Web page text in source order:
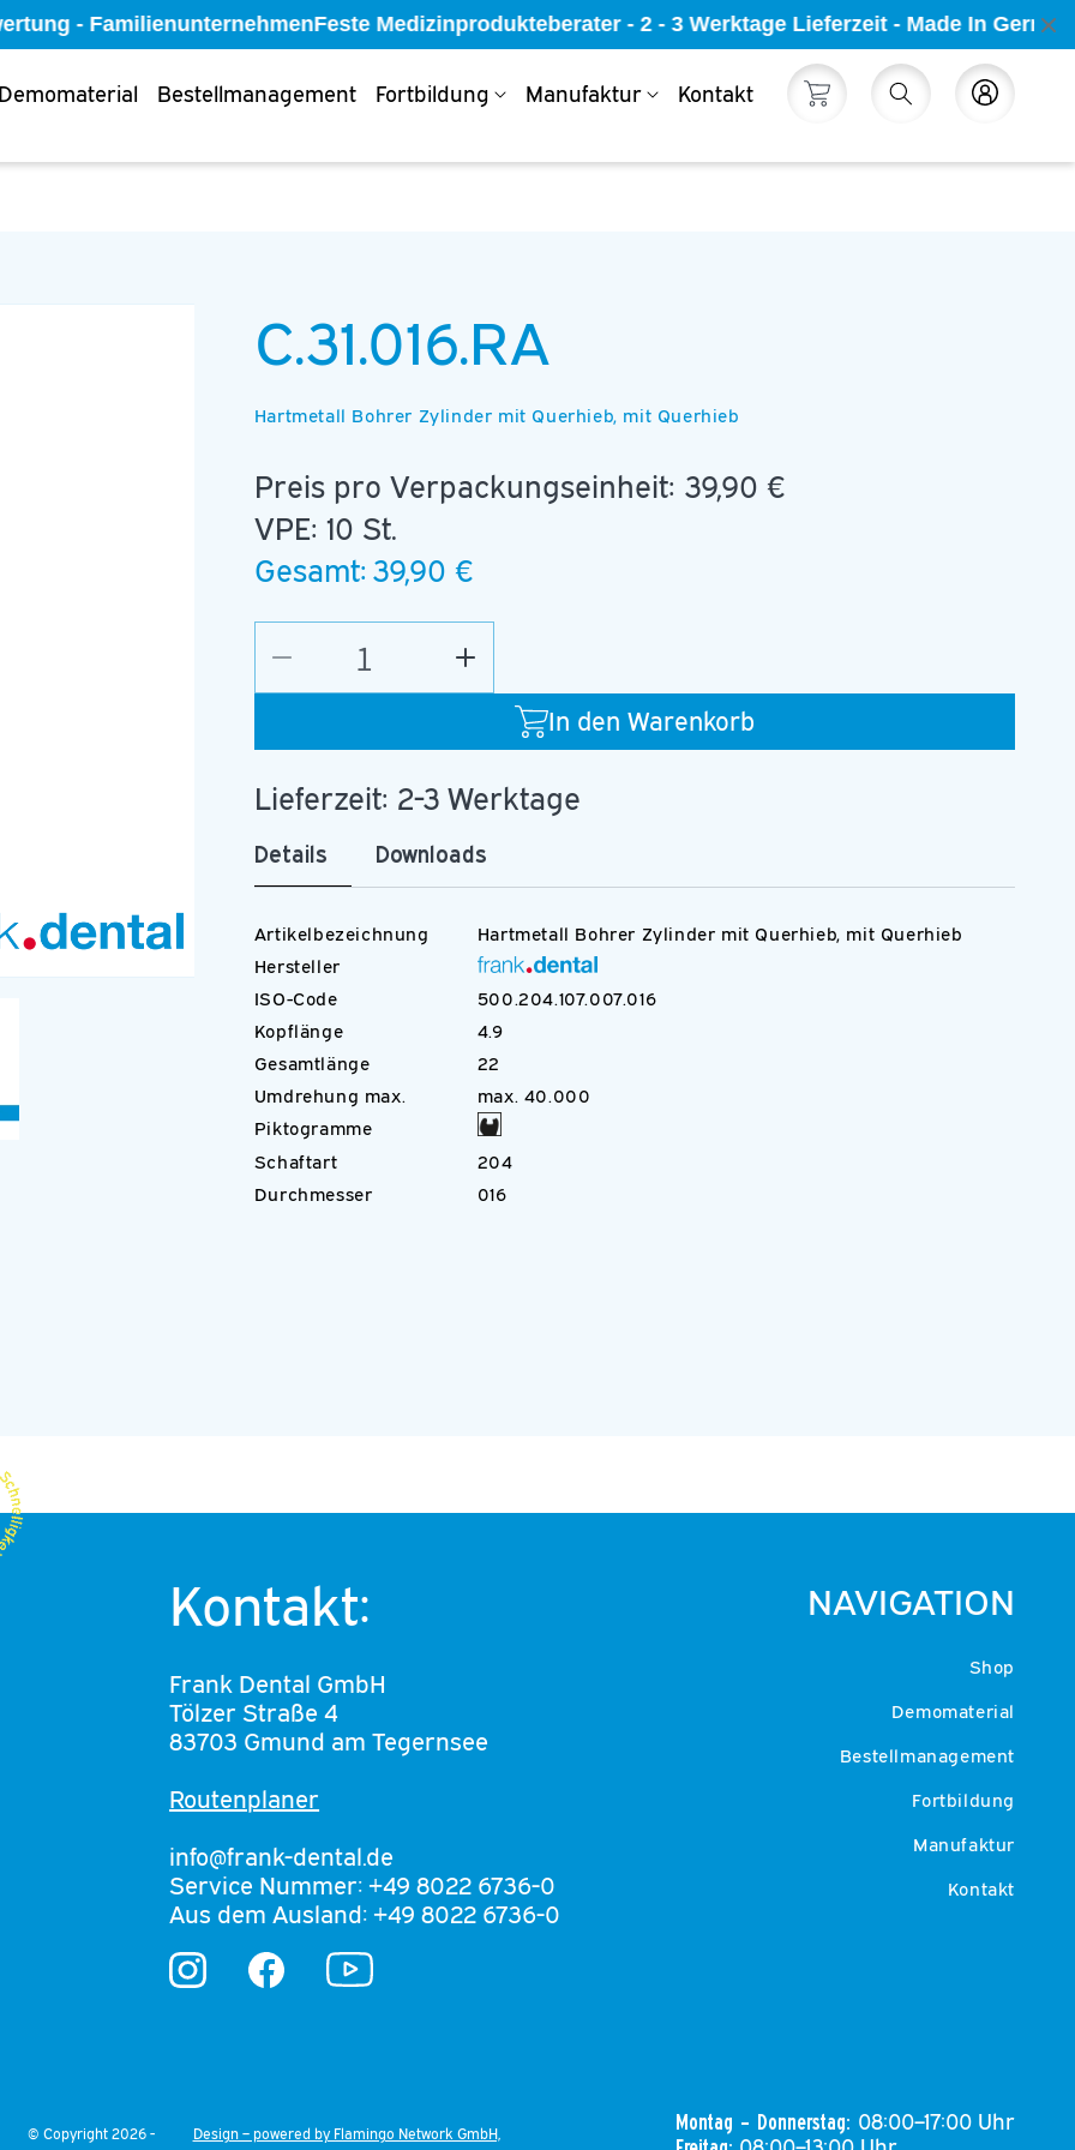
- FamilienunternehmenFeste Medizinprodukteberater - 2 - 3 Werktage Lieferzeit - Made In
Demomaterial Bestellmanagement Fortbildung Manufaktur Kontakt Warenkorb Einloggen
C.31.016.RA
Hartmetall Bohrer Zylinder mit Querhieb, mit Querhieb
Preis pro Verpackungseinheit: 39,90 €
VPE: 10 St.
Gesamt: 39,90 €
In den Warenkorb
Verringere
die
Erhöhe
die
Menge
Lieferzeit: 2-3 Werktage
Details Downloads
Artikelbezeichnung
Hartmetall Bohrer Zylinder mit Querhieb, mit Querhieb
Hersteller
ISO-Code
500.204.107.007.016
Kopflänge
4.9
Gesamtlänge
22
Umdrehung max.
max. 40.000
Piktogramme
Schaftart
204
Durchmesser
016
Kontakt:
Frank Dental GmbH
Tölzer Straße 4
83703 Gmund am Tegernsee
Routenplaner
info@frank-dental.de
Service Nummer: +49 8022 6736-0
Aus dem Ausland: +49 8022 6736-0
InstagramFacebook YouTube
NAVIGATION
Shop
Demomaterial
Bestellmanagement
Fortbildung
Manufaktur
Kontakt
© Copyright 2026 -
Design – powered by Flamingo Network GmbH,
Montag – Donnerstag: 08:00–17:00 Uhr